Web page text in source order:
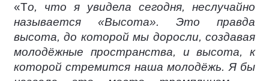
«То, что я увидела сегодня, неслучайно
называется «Высота». Это правда
высота, до которой мы доросли, создавая
молодёжные пространства, и высота, к
которой стремится наша молодёжь. Я бы